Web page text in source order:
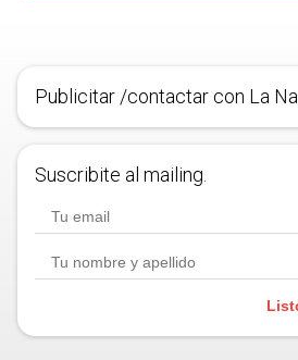
Publicitar /contactar con La
Suscribite al mailing.